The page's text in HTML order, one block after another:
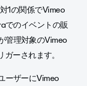
1の関係でVimeo
でのイベントの販
管理対象のVimeo
ーされます。
ーザーにVimeo